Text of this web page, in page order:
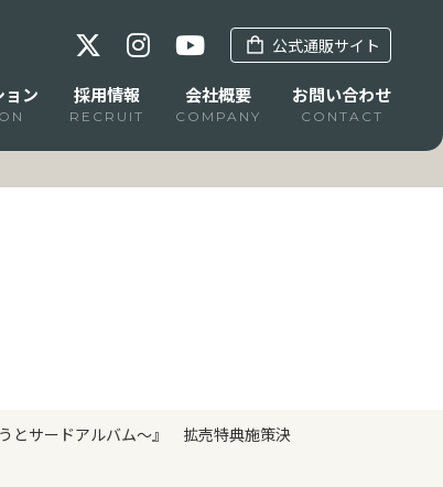
公式通販サイト
ョン 採用情報
RECRUIT
会社概要
COMPANY
お問い合わせ
CONTACT
とサードアルバム～』 拡売特典施策決